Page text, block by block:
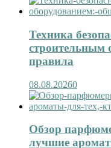
Техника
строительным
правила
08.08.20260
Обзор
лучшие